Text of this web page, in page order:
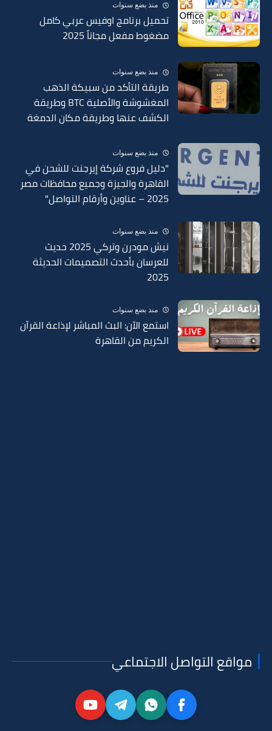
منذ بضع سنوات
تحميل برنامج اوفيس عربي كامل
مضغوط مفعل مجاناً 2025
منذ بضع سنوات
طريقة التأكد من سبيكة الذهب
المغشوشة والأصلية BTC وطريقة
الكشف عنها وطريقة مكان الدمغة
منذ بضع سنوات
"دليل فروع شركة إيرجنت للشحن في
القاهرة والجيزة وجميع محافظات مصر
2025 – عناوين وأرقام التواصل"
منذ بضع سنوات
نيش مودرن وتركي 2025 حديث
للعرسان بأحدث التصميمات الحديثة
2025
منذ بضع سنوات
استمع الآن: البث المباشر لإذاعة القرآن
الكريم من القاهرة
مواقع التواصل الاجتماعي